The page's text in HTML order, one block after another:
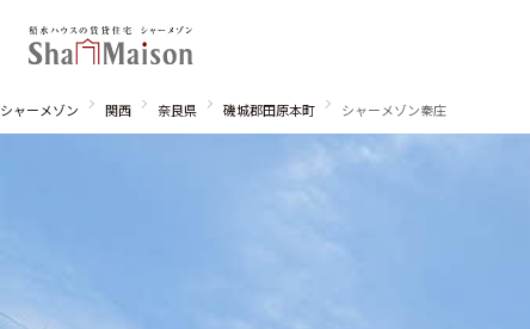
シャーメゾン 関西 奈良県 磯城郡田原本町 シャーメゾン秦庄